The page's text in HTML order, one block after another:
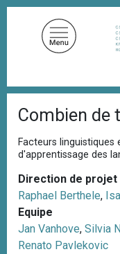
i
l
d
'
A
r
a
n
e
Combien de
Facteurs linguistiques
d'apprentissage des
Direction de projet
Raphael Berthele,
Equipe
Jan Vanhove, Silvia
Renato Pavlekovic